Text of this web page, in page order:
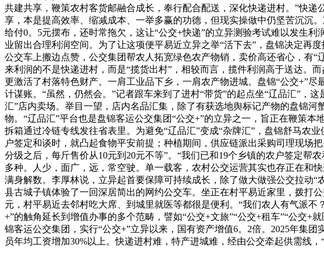
共建共享，鞭策农村客货邮融合成长，奉行配合配送，深化快递进村。”快
享，本是提高效率、缩减成本、一举多赢的功德，但现实操做中仍坚苦沉沉
给付0。5元摆布，还时常拖欠，这让“公交+快递”的立异测验考试难以发生
业留出合理利润空间。为了让这项便平易近立异之举“活下去”，盘锦决定
公交车上搬边点赞，公交集团帮农人拓宽绿色农产物销，卖价高还省心，有
来利润的不是快递进村，而是“揽货出村”，相较而言，揽件利润高于送达。
更激活了村落特色财产。一肩工业品下乡，一肩农产物进城。盘锦“公交+”
计谋账。“虽然，仍然会。”记者跟车来到了进村“带货”的起点坐“辽品汇”
汇”店内卖场。举目一望，店内名品汇集，除了有获选地舆标记产物的盘锦
物。“辽品汇”平台也是盘锦客运公交集团“公交+”的立异之一，旨正在鞭策
拆箱通过冷链专线发往省表里。为避免“辽品汇”变成“杂牌汇”，盘锦舒马农
户签定和谈时，就凸起食物平安前提；种植期间，供应链派出采购司理现场
分级之后，每斤售价从10元到20元不等”。“我们已和19个乡镇的农户签定帮
多种。人少，面广，远，常空驶。单一载客，农村公交运营其实也存正在和
满身解数。李厚林说，立异起首要保障可持续成长，除了做大做强公交拉动
县古城子镇体验了一回深居简出的网约公交车。坐正在村平易近家里，拨
元，村平易近去邻村吃大席、到城里就医等都很是便利。“我们农人有气派
+”的触角延长到增值办事的多个范畴，譬如“公交+文旅”“公交+租车”“公交+
锦客运公交集团，实行“公交+”立异以来，国有资产增值6。2倍。2025年集
员年均工资增加30%以上。快递进村难，特产进城难，经由公交牵起供需线